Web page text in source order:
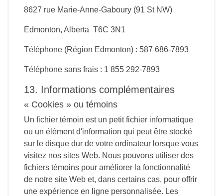
8627 rue Marie-Anne-Gaboury (91 St NW)
Edmonton, Alberta T6C 3N1
Téléphone (Région Edmonton) : 587 686-7893
Téléphone sans frais : 1 855 292-7893
13. Informations complémentaires
« Cookies » ou témoins
Un fichier témoin est un petit fichier informatique
ou un élément d'information qui peut être stocké
sur le disque dur de votre ordinateur lorsque vous
visitez nos sites Web. Nous pouvons utiliser des
fichiers témoins pour améliorer la fonctionnalité
de notre site Web et, dans certains cas, pour offrir
une expérience en ligne personnalisée. Les